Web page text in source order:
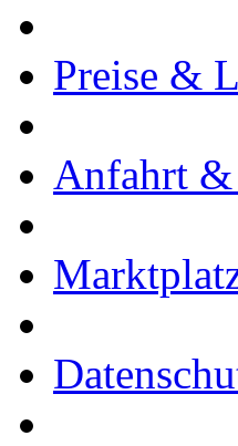
Preise &
Anfahrt